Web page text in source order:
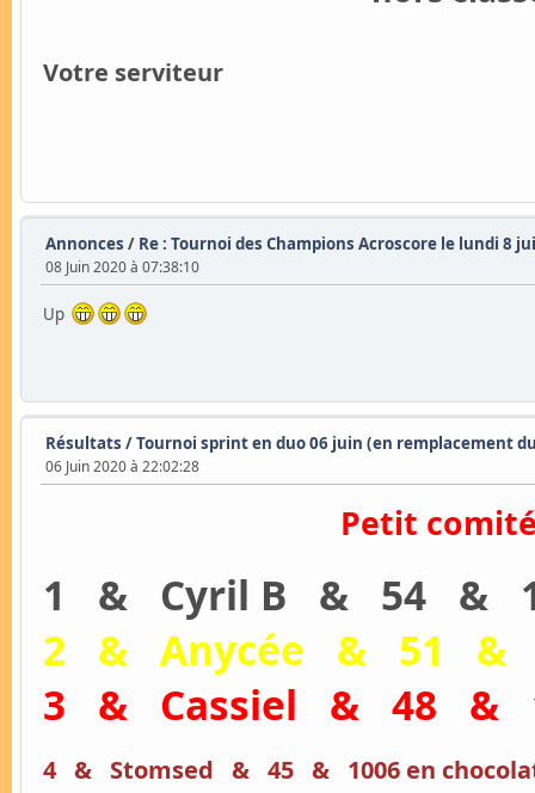
Votre serviteur
Annonces / Re : Tournoi des Champions Acroscore le lundi 8
08 Juin 2020 à 07:38:10
Up
Résultats /Tournoi sprint en duo 06 juin (en remplacement
06 Juin 2020 à 22:02:28
Petit
1 & Cyril B & 54 &
2 & Anycée & 51 &
3 & Cassiel & 48 &
4 & Stomsed & 45 & 1006 en